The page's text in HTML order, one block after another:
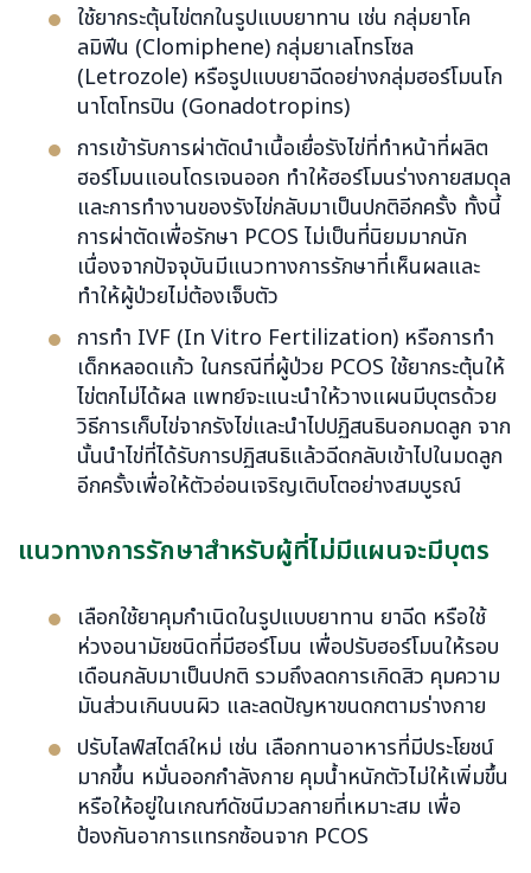
ใช้ยากระตุ้นไข่ตกในรูปแบบยาทาน เช่น กลุ่มยาโค
ลมิฟีน (Clomiphene) กลุ่มยาเลโทรโซล
(Letrozole) หรือรูปแบบยาฉีดอย่างกลุ่มฮอร์โมนโก
นาโตโทรปิน (Gonadotropins)
การเข้ารับการผ่าตัดนำเนื้อเยื่อรังไข่ที่ทำหน้าที่ผลิต
ฮอร์โมนแอนโดรเจนออก ทำให้ฮอร์โมนร่างกายสมดุล
และการทำงานของรังไข่กลับมาเป็นปกติอีกครั้ง ทั้งนี้
การผ่าตัดเพื่อรักษา PCOS ไม่เป็นที่นิยมมากนัก
เนื่องจากปัจจุบันมีแนวทางการรักษาที่เห็นผลและ
ทำให้ผู้ป่วยไม่ต้องเจ็บตัว
การทำ IVF (In Vitro Fertilization) หรือการทำ
เด็กหลอดแก้ว ในกรณีที่ผู้ป่วย PCOS ใช้ยากระตุ้นให้
ไข่ตกไม่ได้ผล แพทย์จะแนะนำให้วางแผนมีบุตรด้วย
วิธีการเก็บไข่จากรังไข่และนำไปปฏิสนธินอกมดลูก จาก
นั้นนำไข่ที่ได้รับการปฏิสนธิแล้วฉีดกลับเข้าไปในมดลูก
อีกครั้งเพื่อให้ตัวอ่อนเจริญเติบโตอย่างสมบูรณ์
แนวทางการรักษาสำหรับผู้ที่ไม่มีแผนจะมีบุตร
เลือกใช้ยาคุมกำเนิดในรูปแบบยาทาน ยาฉีด หรือใช้
ห่วงอนามัยชนิดที่มีฮอร์โมน เพื่อปรับฮอร์โมนให้รอบ
เดือนกลับมาเป็นปกติ รวมถึงลดการเกิดสิว คุมความ
มันส่วนเกินบนผิว และลดปัญหาขนดกตามร่างกาย
ปรับไลฟ์สไตล์ใหม่ เช่น เลือกทานอาหารที่มีประโยชน์
มากขึ้น หมั่นออกกำลังกาย คุมน้ำหนักตัวไม่ให้เพิ่มขึ้น
หรือให้อยู่ในเกณฑ์ดัชนีมวลกายที่เหมาะสม เพื่อ
ป้องกันอาการแทรกซ้อนจาก PCOS